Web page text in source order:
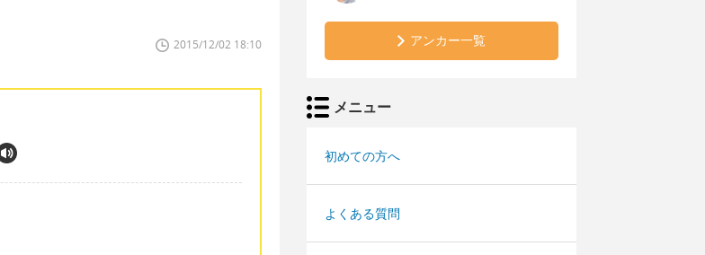
2015/12/02 18:10 アンカー一覧
メニュー
初めての方へ
よくある質問